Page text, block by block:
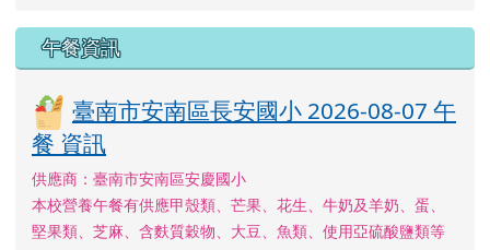
午餐資訊
臺南市安南區長安國小 2026-08-07 午
餐 資訊
供應商：臺南市安南區安慶國小
本校營養午餐有供應甲殼類、芒果、花生、牛奶及羊奶、蛋、
堅果類、芝麻、含麩質穀物、大豆、魚類、使用亞硫酸鹽類等